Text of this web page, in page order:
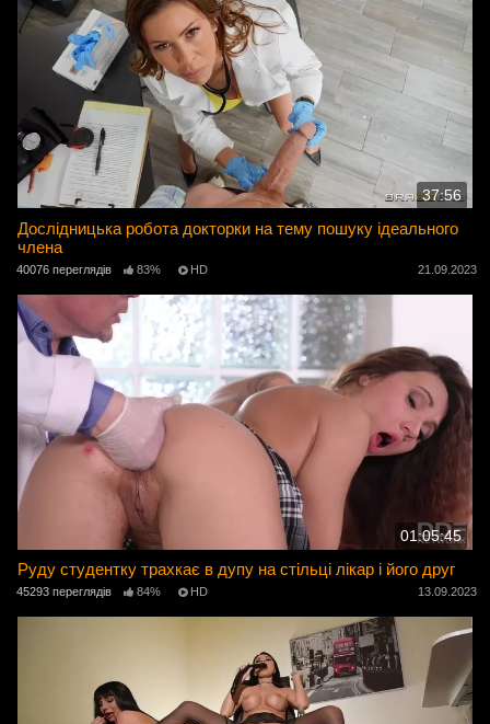
37:56
Дослідницька робота докторки на тему пошуку ідеального
члена
40076 переглядів 83% HD 21.09.2023
01:05:45
Руду студентку трахкає в дупу на стільці лікар і його друг
45293 переглядів 84% HD 13.09.2023